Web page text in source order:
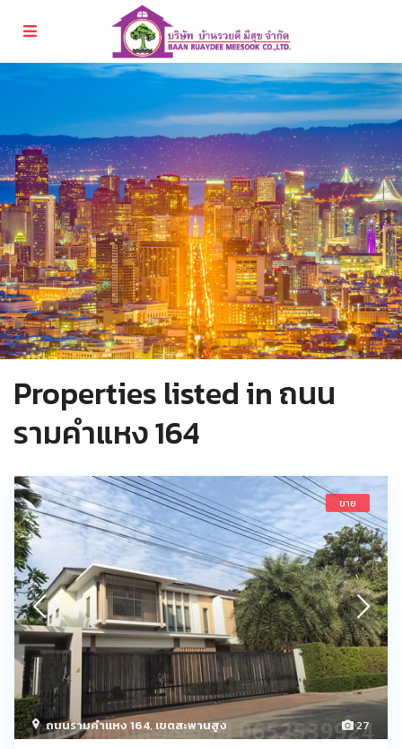
Properties listed in ถนน
รามคำแหง 164
27
ถนนรามคำแหง 164,เขตสะพานสูง
ขาย